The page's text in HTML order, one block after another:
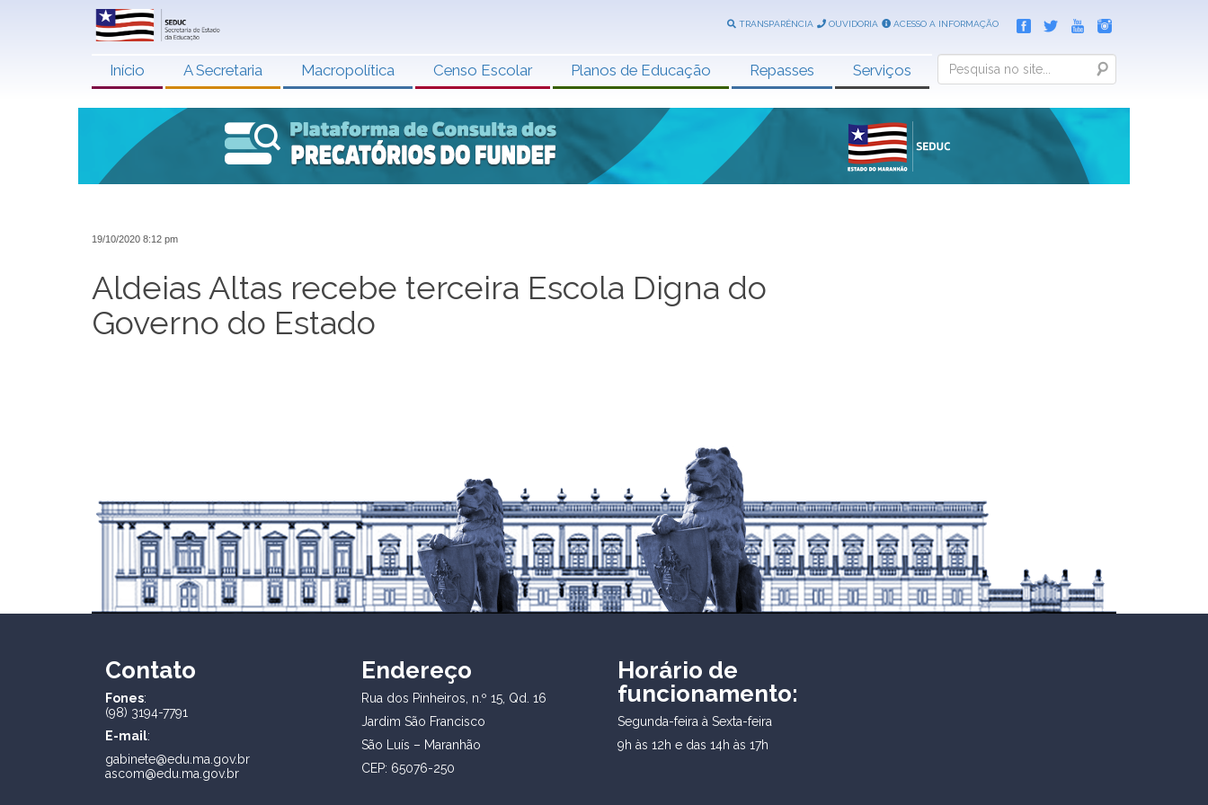
TRANSPARÊNCIA OUVIDORIA ACESSO A INFORMAÇÃO
Início A Secretaria Macropolítica Censo Escolar Planos de Educação Repasses Serviços Search
19/10/2020 8:12 pm
Aldeias Altas recebe terceira Escola Digna do
Governo do Estado
Contato
Fones:
(98) 3194-7791
E-mail:
gabinete@edu.ma.gov.br
ascom@edu.ma.gov.br
Endereço
Rua dos Pinheiros, n.º 15, Qd. 16
Jardim São Francisco
São Luís – Maranhão
CEP: 65076-250
Horário de
funcionamento:
Segunda-feira à Sexta-feira
9h às 12h e das 14h às 17h